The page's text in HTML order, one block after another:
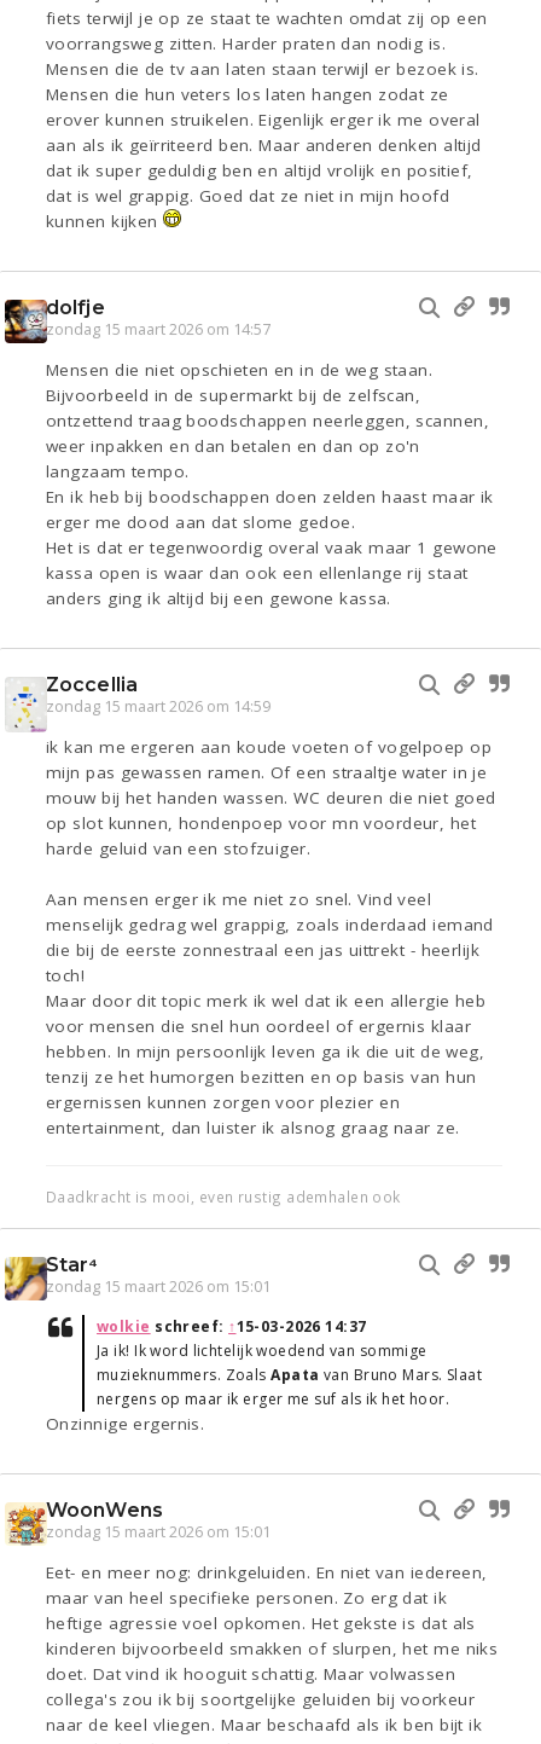
fiets terwijl je op ze staat te wachten omdat zij op een
voorrangsweg zitten. Harder praten dan nodig is.
Mensen die de tv aan laten staan terwijl er bezoek is.
Mensen die hun veters los laten hangen zodat ze
erover kunnen struikelen. Eigenlijk erger ik me overal
aan als ik geïrriteerd ben. Maar anderen denken altijd
dat ik super geduldig ben en altijd vrolijk en positief,
dat is wel grappig. Goed dat ze niet in mijn hoofd
kunnen kijken
dolfje
zondag 15 maart 2026 om 14:57
Mensen die niet opschieten en in de weg staan.
Bijvoorbeeld in de supermarkt bij de zelfscan,
ontzettend traag boodschappen neerleggen, scannen,
weer inpakken en dan betalen en dan op zo'n
langzaam tempo.
En ik heb bij boodschappen doen zelden haast maar ik
erger me dood aan dat slome gedoe.
Het is dat er tegenwoordig overal vaak maar 1 gewone
kassa open is waar dan ook een ellenlange rij staat
anders ging ik altijd bij een gewone kassa.
Zoccellia
zondag 15 maart 2026 om 14:59
ik kan me ergeren aan koude voeten of vogelpoep op
mijn pas gewassen ramen. Of een straaltje water in je
mouw bij het handen wassen. WC deuren die niet goed
op slot kunnen, hondenpoep voor mn voordeur, het
harde geluid van een stofzuiger.
Aan mensen erger ik me niet zo snel. Vind veel
menselijk gedrag wel grappig, zoals inderdaad iemand
die bij de eerste zonnestraal een jas uittrekt - heerlijk
toch!
Maar door dit topic merk ik wel dat ik een allergie heb
voor mensen die snel hun oordeel of ergernis klaar
hebben. In mijn persoonlijk leven ga ik die uit de weg,
tenzij ze het humorgen bezitten en op basis van hun
ergernissen kunnen zorgen voor plezier en
entertainment, dan luister ik alsnog graag naar ze.
Daadkracht is mooi, even rustig ademhalen ook
Star⁴
zondag 15 maart 2026 om 15:01
wolkie schreef: ↑15-03-2026 14:37
Ja ik! Ik word lichtelijk woedend van sommige
muzieknummers. Zoals Apata van Bruno Mars. Slaat
nergens op maar ik erger me suf als ik het hoor.
Onzinnige ergernis.
WoonWens
zondag 15 maart 2026 om 15:01
Eet- en meer nog: drinkgeluiden. En niet van iedereen,
maar van heel specifieke personen. Zo erg dat ik
heftige agressie voel opkomen. Het gekste is dat als
kinderen bijvoorbeeld smakken of slurpen, het me niks
doet. Dat vind ik hooguit schattig. Maar volwassen
collega's zou ik bij soortgelijke geluiden bij voorkeur
naar de keel vliegen. Maar beschaafd als ik ben bijt ik